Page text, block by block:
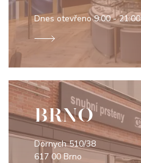
Dnes otevřeno9:00 - 21:00
BRNO
Dornych 510/38
617 00 Brno